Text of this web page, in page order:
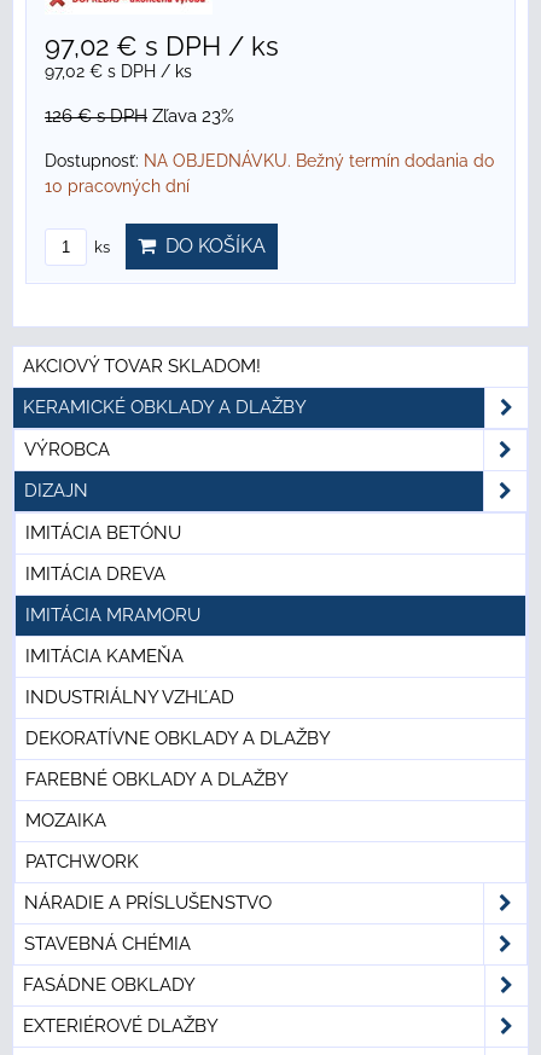
97,02 € s DPH / ks
97,02 € s DPH / ks
126 €s DPH Zľava 23%
Dostupnosť: NA OBJEDNÁVKU. Bežný termín dodania do
10 pracovných dní
ks DO KOŠÍKA
AKCIOVÝ TOVAR SKLADOM!
KERAMICKÉ OBKLADY A DLAŽBY
VÝROBCA
DIZAJN
IMITÁCIA BETÓNU
IMITÁCIA DREVA
IMITÁCIA MRAMORU
IMITÁCIA KAMEŇA
INDUSTRIÁLNY VZHĽAD
DEKORATÍVNE OBKLADY A DLAŽBY
FAREBNÉ OBKLADY A DLAŽBY
MOZAIKA
PATCHWORK
NÁRADIE A PRÍSLUŠENSTVO
STAVEBNÁ CHÉMIA
FASÁDNE OBKLADY
EXTERIÉROVÉ DLAŽBY